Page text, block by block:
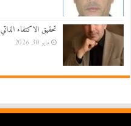
تحقيق الاكتفاء الذاتي
مايو 30, 2026